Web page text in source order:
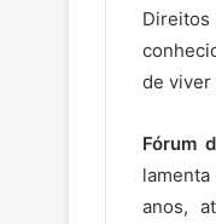
Direitos
de viver
Fórum
anos,